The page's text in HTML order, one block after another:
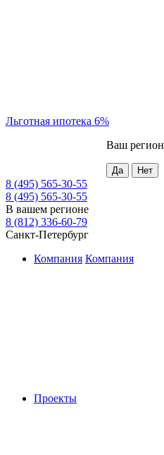
Льготная ипотека 6%
Ваш регион
8 (495) 565-30-55
8 (495) 565-30-55
В вашем регионе
8 (812) 336-60-79
Санкт-Петербург
Компания Компания
Проекты